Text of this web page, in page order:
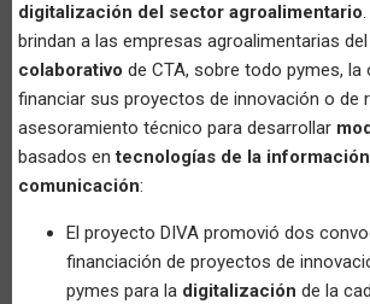
digitalización del sector agroalimentario
brindan a las empresas agroalimentarias del
colaborativo de CTA, sobre todo pymes, la
financiar sus proyectos de innovación o de
asesoramiento técnico para desarrollar
basados entecnologías de la
comunicación:
El proyecto DIVA promovió dos
financiación de proyectos de
pymes para la digitalización de la